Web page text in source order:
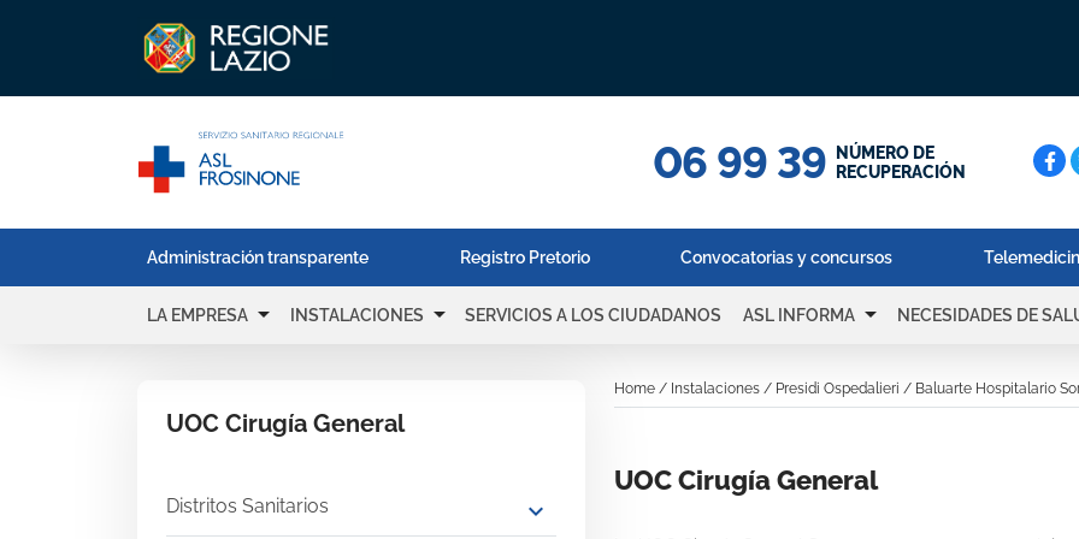
06 99 39
NÚMERO DE
RECUPERACIÓN
Administración transparente Registro Pretorio Convocatorias y concursos
LA EMPRESA arrow_drop_down INSTALACIONES arrow_drop_down SERVICIOS A LOS CIUDADANOS ASL INFORMA arrow_drop_down NECESIDADES DE
UOC Cirugía General
Distritos Sanitarios expand_more
Home / Instalaciones / Presidi Ospedalieri / Baluarte Hospitalario
UOC Cirugía General